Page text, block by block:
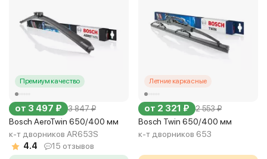
Премиум качество
от 3 497 ₽ 3 847 ₽
Bosch AeroTwin 650/400 мм
к-т дворников AR653S
4.4
15 отзывов
Летние каркасные
от 2 321 ₽ 2 553 ₽
Bosch Twin 650/400 мм
к-т дворников 653